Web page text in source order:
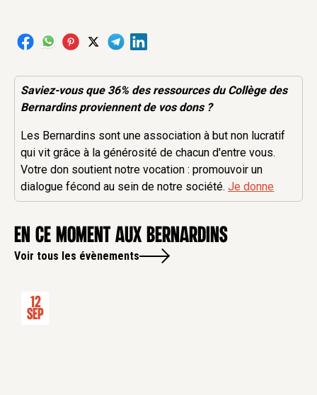
Saviez-vous que 36% desressourcesdu Collège des
Bernardins proviennent de vos dons ?
Les Bernardins sont une association à but non lucratif
qui vit grâce à la générosité de chacun d'entre vous.
Votre don soutient notre vocation : promouvoir un
dialogue fécond au sein de notre société.Je donne
en ce moment aux Bernardins
Voir tous les évènements
12
Sep